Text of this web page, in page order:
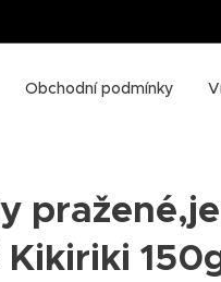
Obchodní podmínky